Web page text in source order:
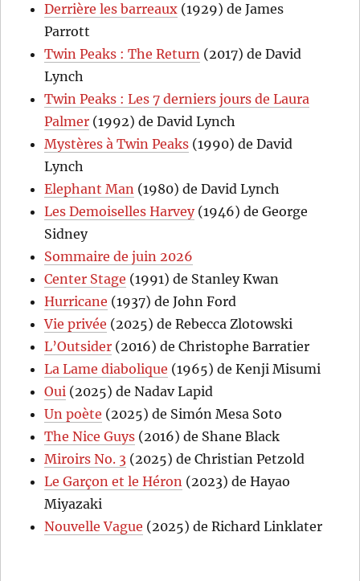
Derrière les barreaux (1929) de James
Parrott
Twin Peaks : The Return (2017) de David
Lynch
Twin Peaks : Les 7 derniers jours de Laura
Palmer (1992) de David Lynch
Mystères à Twin Peaks (1990) de David
Lynch
Elephant Man (1980) de David Lynch
Les Demoiselles Harvey(1946) de George
Sidney
Sommaire de juin 2026
Center Stage (1991) de Stanley Kwan
Hurricane (1937) de John Ford
Vie privée (2025) de Rebecca Zlotowski
L’Outsider (2016) de Christophe Barratier
La Lame diabolique (1965) de Kenji Misumi
Oui (2025) de Nadav Lapid
Un poète (2025) de Simón Mesa Soto
The Nice Guys (2016) de Shane Black
Miroirs No. 3 (2025) de Christian Petzold
Le Garçon et le Héron (2023) de Hayao
Miyazaki
Nouvelle Vague (2025) de Richard Linklater